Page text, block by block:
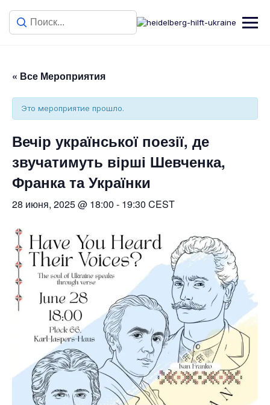
« Все Мероприятия
Это мероприятие прошло.
Вечір української поезії, де
звучатимуть вірші Шевченка,
Франка та Українки
28 июня, 2025 @ 18:00 - 19:30 CEST